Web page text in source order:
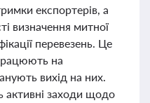
експортерів, а
визначення митної
перевезень. Це
на
вихід на них.
активні заходи щодо